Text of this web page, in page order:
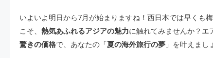
いよいよ明日から7月が始まりますね！西日本では早くも
こそ、 熱気あふれるアジアの魅力に触れてみませんか？エ
驚きの価格で、あなたの「夏の海外旅行の夢 」を叶えまし